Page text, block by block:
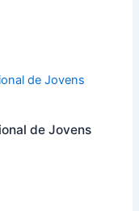
de Jovens